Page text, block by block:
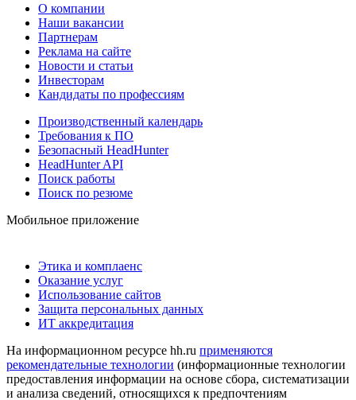
О компании
Наши вакансии
Партнерам
Реклама на сайте
Новости и статьи
Инвесторам
Кандидаты по профессиям
Производственный календарь
Требования к ПО
Безопасный HeadHunter
HeadHunter API
Поиск работы
Поиск по резюме
Мобильное приложение
Этика и комплаенс
Оказание услуг
Использование сайтов
Защита персональных данных
ИТ аккредитация
На информационном ресурсе hh.ru применяются
рекомендательные технологии (информационные технологии
предоставления информации на основе сбора, систематизации
и анализа сведений, относящихся к предпочтениям